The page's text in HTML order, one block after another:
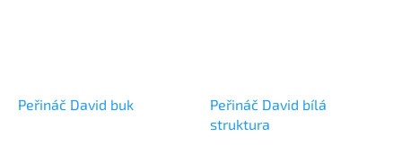
Peřináč David buk
Peřináč David bílá
struktura